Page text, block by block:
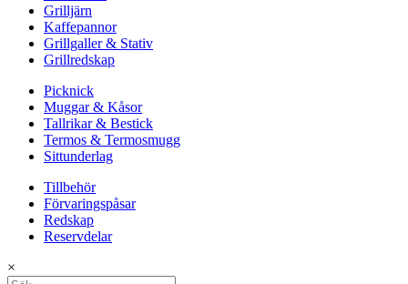
Grilljärn
Kaffepannor
Grillgaller & Stativ
Grillredskap
Picknick
Muggar & Kåsor
Tallrikar & Bestick
Termos & Termosmugg
Sittunderlag
Tillbehör
Förvaringspåsar
Redskap
Reservdelar
×